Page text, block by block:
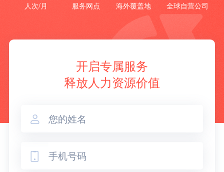
人次/月 服务网点 海外覆盖地 全球自营公司
开启专属服务
释放人力资源价值

